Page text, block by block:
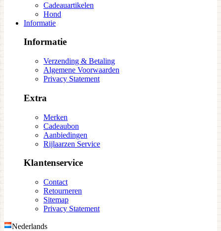
Cadeauartikelen
Hond
Informatie
Informatie
Verzending & Betaling
Algemene Voorwaarden
Privacy Statement
Extra
Merken
Cadeaubon
Aanbiedingen
Rijlaarzen Service
Klantenservice
Contact
Retourneren
Sitemap
Privacy Statement
Nederlands